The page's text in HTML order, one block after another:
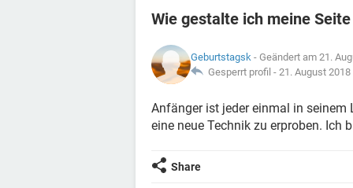
Wie gestalte ich meine
Geburtstagsk - Geändert am 21.
Gesperrt profil - 21. August
Anfänger ist jeder einmal in
eine neue Technik zu erproben. Ich
Share